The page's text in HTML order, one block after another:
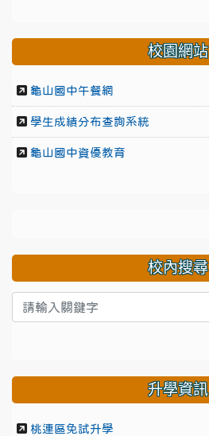
校園網站
龜山國中午餐網
學生成績分布查詢系統
龜山國中資優教育
校內搜尋
升學資訊
桃連區免試升學